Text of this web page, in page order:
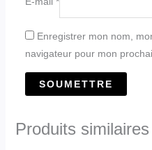
Enregistrer mon nom,
navigateur pour mon
Produits similaires